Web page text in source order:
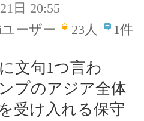
日 20:55
ーザー
23人 1件
文句1つ言わ
プのアジア全体
受け入れる保守